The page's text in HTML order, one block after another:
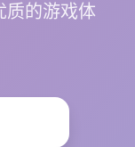
质的游戏体